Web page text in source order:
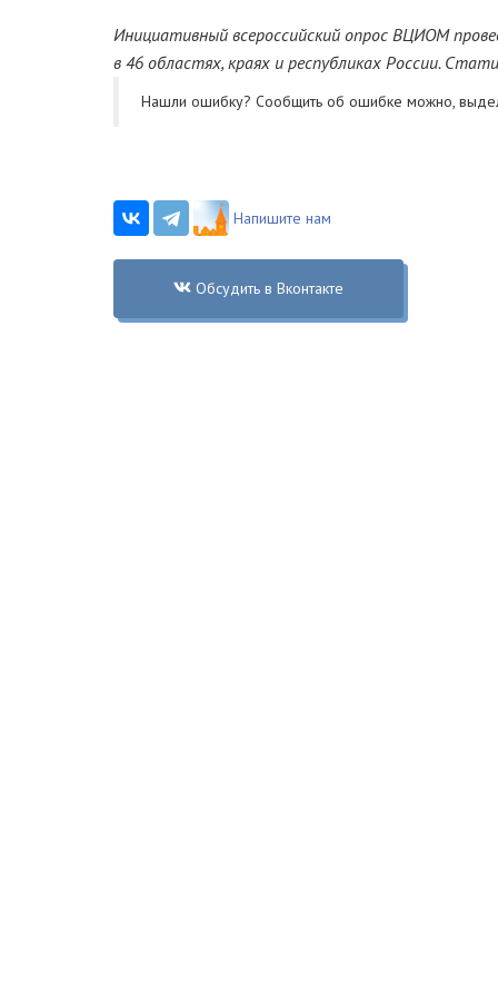
Инициативный всероссийский опрос ВЦИОМ
в 46 областях, краях и республиках России.
Нашли ошибку? Cообщить об ошибке можно,
Напишите нам
Обсудить в Вконтакте